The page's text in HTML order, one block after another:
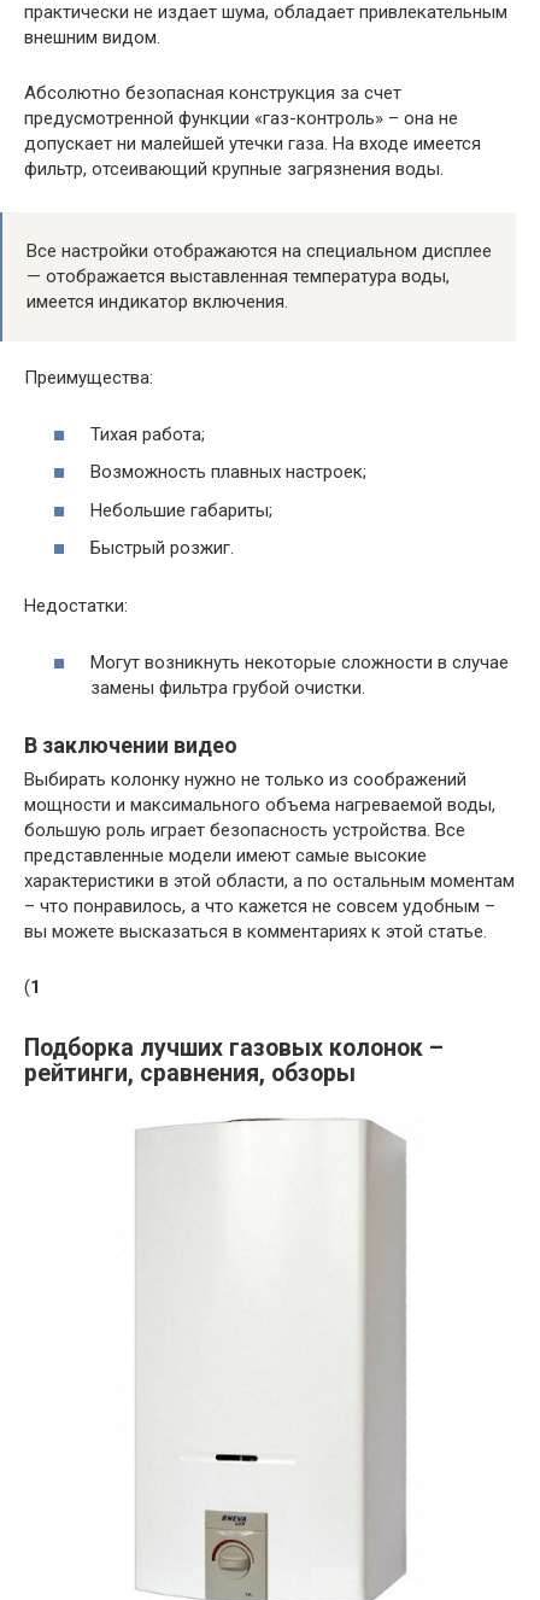
практически не издает шума, обладает привлекательным
внешним видом.
Абсолютно безопасная конструкция за счет
предусмотренной функции «газ-контроль» – она не
допускает ни малейшей утечки газа. На входе имеется
фильтр, отсеивающий крупные загрязнения воды.
Все настройки отображаются на специальном дисплее
— отображается выставленная температура воды,
имеется индикатор включения.
Преимущества:
Тихая работа;
Возможность плавных настроек;
Небольшие габариты;
Быстрый розжиг.
Недостатки:
Могут возникнуть некоторые сложности в случае
замены фильтра грубой очистки.
В заключении видео
Выбирать колонку нужно не только из соображений
мощности и максимального объема нагреваемой воды,
большую роль играет безопасность устройства. Все
представленные модели имеют самые высокие
характеристики в этой области, а по остальным моментам
– что понравилось, а что кажется не совсем удобным –
вы можете высказаться в комментариях к этой статье.
(1
Подборка лучших газовых колонок –
рейтинги, сравнения, обзоры